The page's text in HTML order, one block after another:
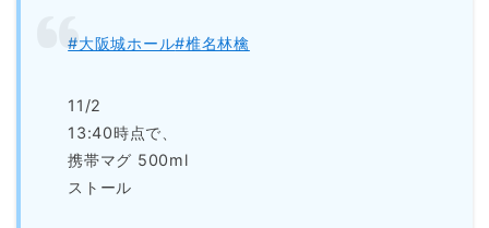
#大阪城ホール#椎名林檎
11/2
13:40時点で、
携帯マグ 500ml
ストール